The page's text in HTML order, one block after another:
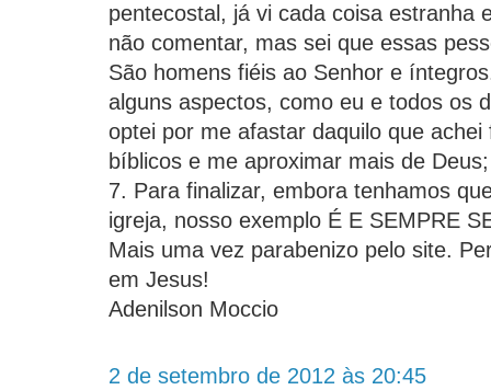
pentecostal, já vi cada coisa estranha
não comentar, mas sei que essas
São homens fiéis ao Senhor e
alguns aspectos, como eu e todos os
optei por me afastar daquilo que achei
bíblicos e me aproximar mais de Deus;
7. Para finalizar, embora tenhamos
igreja, nosso exemplo É E SEMPRE
Mais uma vez parabenizo pelo site.
em Jesus!
Adenilson Moccio
2 de setembro de 2012 às 20:45